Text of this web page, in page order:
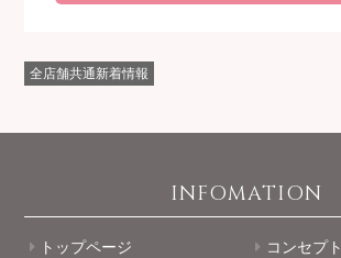
全店舗共通新着情報
INFOMATION
トップページ コンセプト